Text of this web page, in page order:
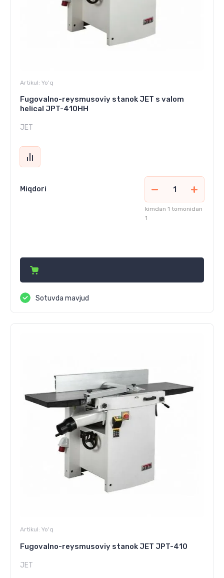
Artikul: Yo'q
Fugovalno-reysmusoviy stanok JET s valom
helical JPT-410HH
JET
Miqdori
kimdan 1 tomonidan
1
Sotuvda mavjud
Artikul: Yo'q
Fugovalno-reysmusoviy stanok JET JPT-410
JET